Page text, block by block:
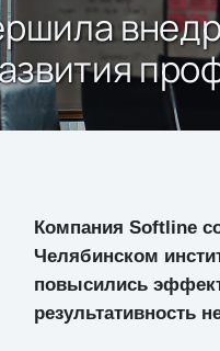
Компания Softline
Челябинском
повысились
результативность